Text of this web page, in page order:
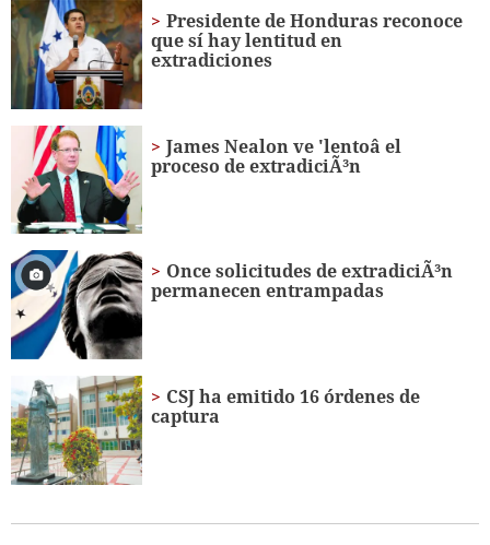
0
seconds
Presidente de Honduras reconoce
que sí hay lentitud en
extradiciones
James Nealon ve 'lentoâ el
proceso de extradiciÃ³n
Once solicitudes de extradiciÃ³n
permanecen entrampadas
CSJ ha emitido 16 órdenes de
captura